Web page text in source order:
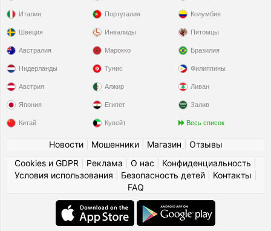
Италия
Швеция
Португалия
Инвалиды
Колумбия
Питомцы
Австралия
Нидерланды
Австрия
Япония
Китай
Марокко
Тунис
Алжир
Египет
Кувейт
Бразилия
Филиппины
Ливан
Залив
Весь список
Новости| Мошенники| Магазин
Отзывы
Cookies и GDPR
Реклама О нас Конфиденциальность
Условия использования
Безопасность детей| Контакты
FAQ